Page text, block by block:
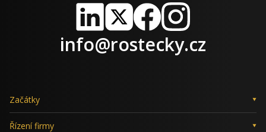
LinkedIn
X FacebookInstagram
info@rostecky.cz
Začátky
Řízení firmy